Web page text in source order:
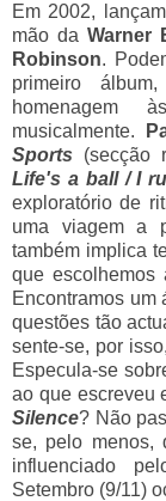
Em 2002,
mão daWarner
Robinson.
primeiro
homenagem
musicalmente.
Sports (secção
Life's a ball / I
exploratório de
uma viagem a
também implica
que escolhemos
Encontramos um
questões tão
sente-se, por
Especula-se
ao que escreveu
Silence? Não
se, pelo menos,
influenciado
Setembro (9/11)